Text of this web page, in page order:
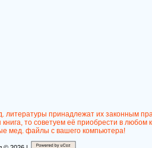
принадлежат их законным
то советуем её приобрести в
мед. файлы с вашего компьютера!